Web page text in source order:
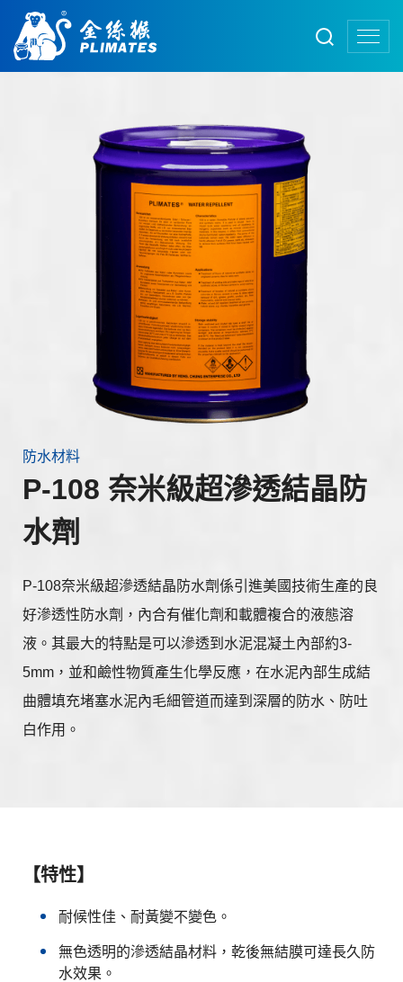
防水材料
P-108 奈米級超滲透結晶防
水劑
P-108奈米級超滲透結晶防水劑係引進美國技術生產的良
好滲透性防水劑，內合有催化劑和載體複合的液態溶
液。其最大的特點是可以滲透到水泥混凝土內部約3-
5mm，並和鹼性物質產生化學反應，在水泥內部生成結
曲體填充堵塞水泥內毛細管道而達到深層的防水、防吐
白作用。
【特性】
耐候性佳、耐黃變不變色。
無色透明的滲透結晶材料，乾後無結膜可達長久防
水效果。